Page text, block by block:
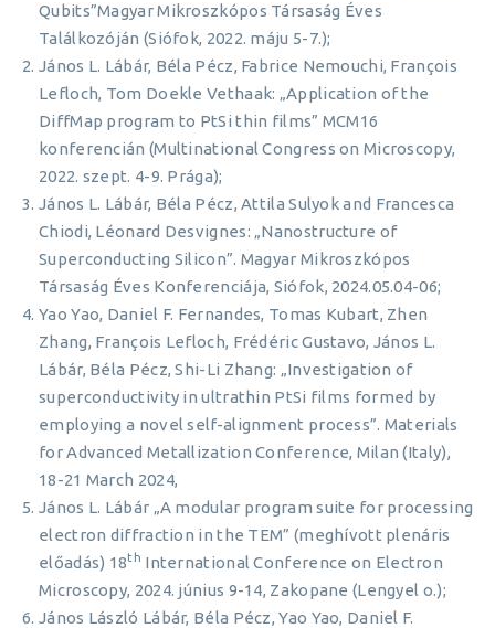
Qubits”Magyar Mikroszkópos Társaság Éves
Találkozóján (Siófok, 2022. máju 5-7.);
János L. Lábár, Béla Pécz, Fabrice Nemouchi, François
Lefloch, Tom Doekle Vethaak: „Application of the
DiffMap program to PtSi thin films” MCM16
konferencián (Multinational Congress on Microscopy,
2022. szept. 4-9. Prága);
János L. Lábár, Béla Pécz, Attila Sulyok and Francesca
Chiodi, Léonard Desvignes: „Nanostructure of
Superconducting Silicon”. Magyar Mikroszkópos
Társaság Éves Konferenciája, Siófok, 2024.05.04-06;
Yao Yao, Daniel F. Fernandes, Tomas Kubart, Zhen
Zhang, François Lefloch, Frédéric Gustavo, János L.
Lábár, Béla Pécz, Shi-Li Zhang: „Investigation of
superconductivity in ultrathin PtSi films formed by
employing a novel self-alignment process”. Materials
for Advanced Metallization Conference, Milan (Italy),
18-21 March 2024,
János L. Lábár „A modular program suite for processing
electron diffraction in the TEM” (meghívott plenáris
előadás) 18th International Conference on Electron
Microscopy, 2024. június 9-14, Zakopane (Lengyel o.);
János László Lábár, Béla Pécz, Yao Yao, Daniel F.